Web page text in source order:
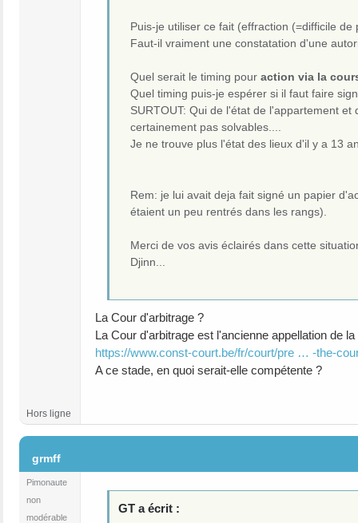
Puis-je utiliser ce fait (effraction (=difficile
Faut-il vraiment une constatation d'une
Quel serait le timing pouraction via la
Quel timing puis-je espérer si il faut faire
SURTOUT: Qui de l'état de l'appartement
certainement pas solvables....
Je ne trouve plus l'état des lieux d'il y a 13
Rem: je lui avait deja fait signé un papier
étaient un peu rentrés dans les rangs).
Merci de vos avis éclairés dans cette
Djinn...
La Cour d'arbitrage ?
La Cour d'arbitrage est l'ancienne appellation de
https://www.const-court.be/fr/court/pre … -the-
A ce stade, en quoi serait-elle compétente ?
Hors ligne
grmff
Pimonaute
non
modérable
GT a écrit :